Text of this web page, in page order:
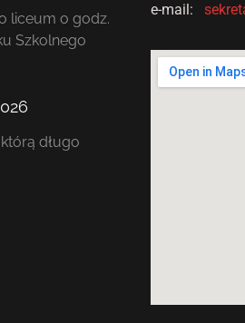
liceum o godz.
Szkolnego
długo
e-mail: